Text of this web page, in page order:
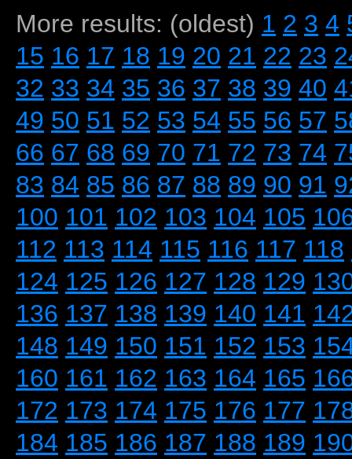
More results: (oldest) 1 2 3 4
15 16 17 18 19 20 21 22 23
32 33 34 35 36 37 38 39 40
49 50 51 52 53 54 55 56 57
66 67 68 69 70 71 72 73 74
83 84 85 86 87 88 89 90 91
100 101 102 103 104 105
112 113 114 115 116 117 118
124 125 126 127 128 129
136 137 138 139 140 141
148 149 150 151 152 153
160 161 162 163 164 165
172 173 174 175 176 177
184 185 186 187 188 189